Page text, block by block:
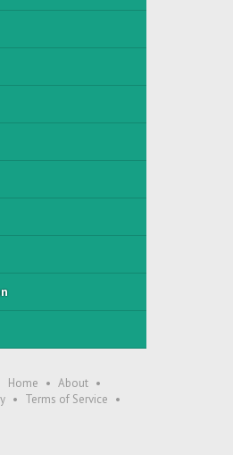
Home
About
Terms of Service